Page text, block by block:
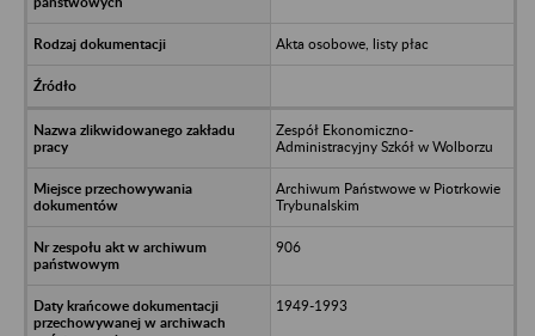
Akta osobowe, listy płac
Zespół Ekonomiczno-
Administracyjny Szkół w Wolborzu
Archiwum Państwowe w Piotrkowie
Trybunalskim
906
1949-1993